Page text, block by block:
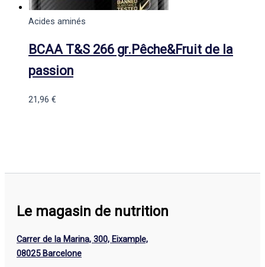
Acides aminés
BCAA T&S 266 gr.Pêche&Fruit de la
passion
21,96 €
Le magasin de nutrition
Carrer de la Marina, 300, Eixample,
08025 Barcelone